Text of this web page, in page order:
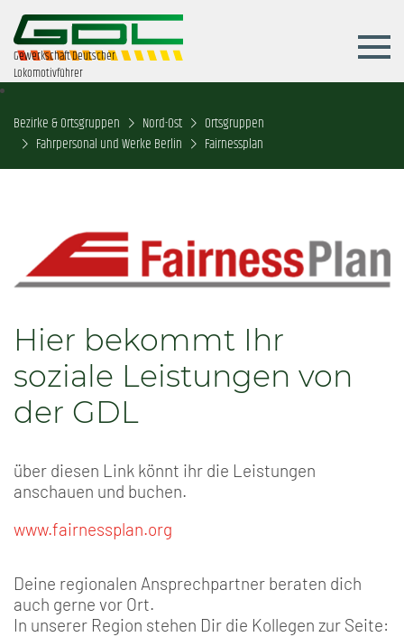
Gewerkschaft Deutscher
Lokomotivführer
Bezirke & Ortsgruppen Nord-Ost
Ortsgruppen
Fahrpersonal und Werke Berlin
Fairnessplan
Hier bekommt Ihr
soziale Leistungen von
der GDL
über diesen Link könnt ihr die Leistungen
anschauen und buchen.
www.fairnessplan.org
Deine regionalen Ansprechpartner beraten dich
auch gerne vor Ort.
In unserer Region stehen Dir die Kollegen zur Seite: